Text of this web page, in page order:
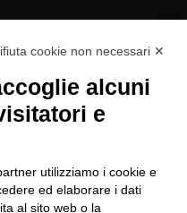
cookie non necessari ✕
alcuni
e
utilizziamo i cookie e
ed elaborare i dati
al sito web o la